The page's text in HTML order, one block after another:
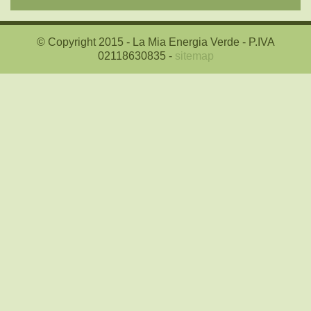
© Copyright 2015 - La Mia Energia Verde - P.IVA
02118630835 - sitemap